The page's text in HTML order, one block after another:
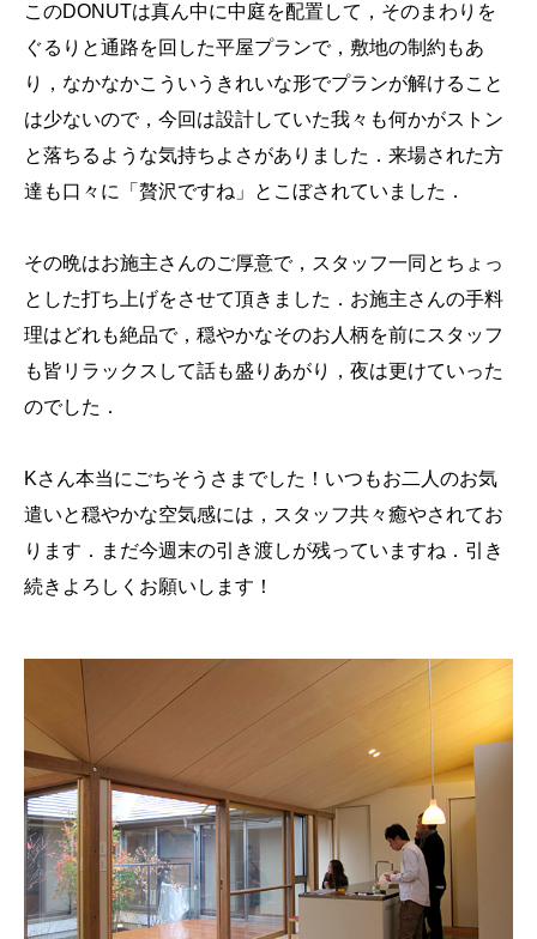
このDONUTは真ん中に中庭を配置して，そのまわりを
ぐるりと通路を回した平屋プランで，敷地の制約もあ
り，なかなかこういうきれいな形でプランが解けること
は少ないので，今回は設計していた我々も何かがストン
と落ちるような気持ちよさがありました．来場された方
達も口々に「贅沢ですね」とこぼされていました．
その晩はお施主さんのご厚意で，スタッフ一同とちょっ
とした打ち上げをさせて頂きました．お施主さんの手料
理はどれも絶品で，穏やかなそのお人柄を前にスタッフ
も皆リラックスして話も盛りあがり，夜は更けていった
のでした．
Kさん本当にごちそうさまでした！いつもお二人のお気
遣いと穏やかな空気感には，スタッフ共々癒やされてお
ります．まだ今週末の引き渡しが残っていますね．引き
続きよろしくお願いします！